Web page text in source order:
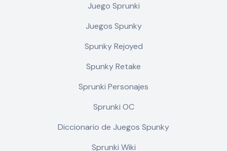
Juego Sprunki
Juegos Spunky
Spunky Rejoyed
Spunky Retake
Sprunki Personajes
Sprunki OC
Diccionario de Juegos Spunky
Sprunki Wiki